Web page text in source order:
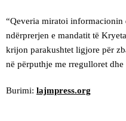
“Qeveria miratoi
ndërprerjen e mandatit të
krijon parakushtet ligjore për
në përputhje me rregulloret
Burimi: lajmpress.org